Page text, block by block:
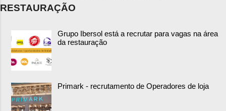
RESTAURAÇÃO
Grupo Ibersol está a recrutar para vagas na área
da restauração
Primark - recrutamento de Operadores de loja